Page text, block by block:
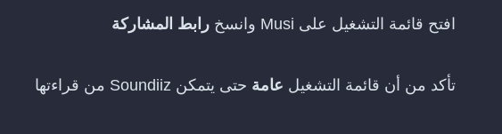
افتح قائمة التشغيل على Musi وانسخ رابط المشاركة
تأكد من أن قائمة التشغيل عامة حتى يتمكن Soundiiz من قراءتها